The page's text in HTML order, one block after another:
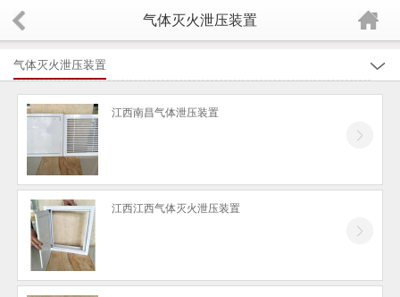
气体灭火泄压装置
气体灭火泄压装置
全部
江西防爆风机系列
江西柜式离心风机系列
江西混(斜)流风机系列
江西离心风机
江西铝合金风口
江西排烟防火阀系列
江西南昌气体泄压装置
江西江西气体灭火泄压装置